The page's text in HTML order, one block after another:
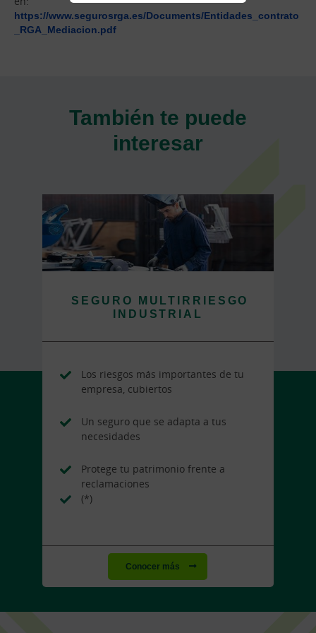
https://www.segurosrga.es/Documents/Entidades_contrato
_RGA_Mediacion.pdf
También te puede
interesar
SEGURO MULTIRRIESGO
INDUSTRIAL
Los riesgos más importantes de tu
empresa, cubiertos
Un seguro que se adapta a tus
necesidades
Protege tu patrimonio frente a
reclamaciones
(*)
Conocer más